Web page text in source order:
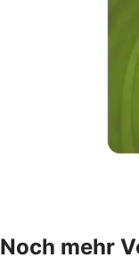
Noch mehr